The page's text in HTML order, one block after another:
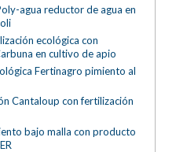
agua reductor de agua en
ecológica con
en cultivo de apio
Fertinagro pimiento al
Cantaloup con fertilización
bajo malla con producto